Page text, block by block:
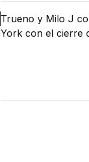
Trueno y Milo J
York con el cierre